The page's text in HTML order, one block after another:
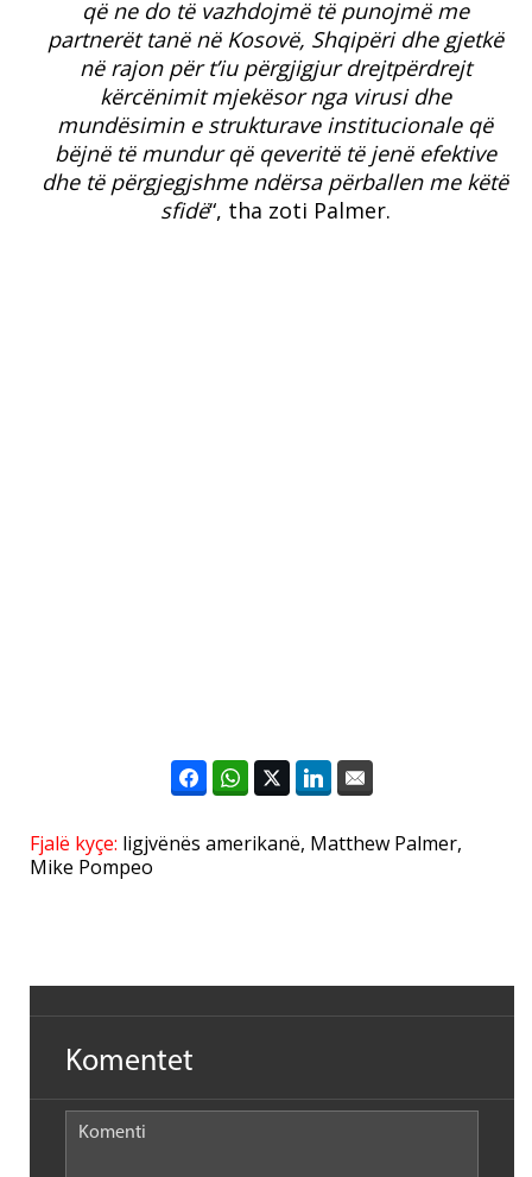
që ne do të vazhdojmë të punojmë me
partnerët tanë në Kosovë, Shqipëri dhe gjetkë
në rajon për t’iu përgjigjur drejtpërdrejt
kërcënimit mjekësor nga virusi dhe
mundësimin e strukturave institucionale që
bëjnë të mundur që qeveritë të jenë efektive
dhe të përgjegjshme ndërsa përballen me këtë
sfidë“, tha zoti Palmer.
Fjalë kyçe: ligjvënës amerikanë, Matthew Palmer,
Mike Pompeo
Komentet